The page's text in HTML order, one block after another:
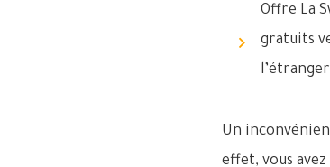
Offre La
gratuits
Un
effet, vous